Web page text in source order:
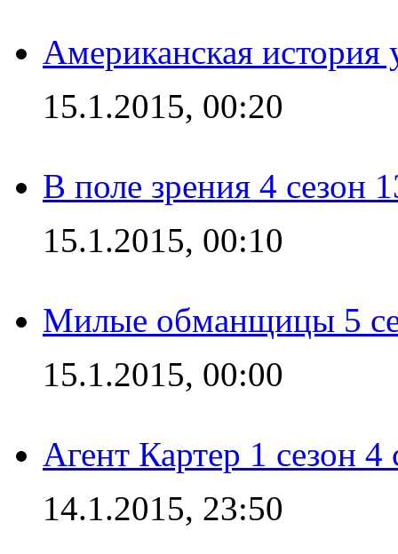
Американская история
15.1.2015, 00:20
В поле зрения 4 сезон
15.1.2015, 00:10
Милые обманщицы 5
15.1.2015, 00:00
Агент Картер 1 сезон 4
14.1.2015, 23:50